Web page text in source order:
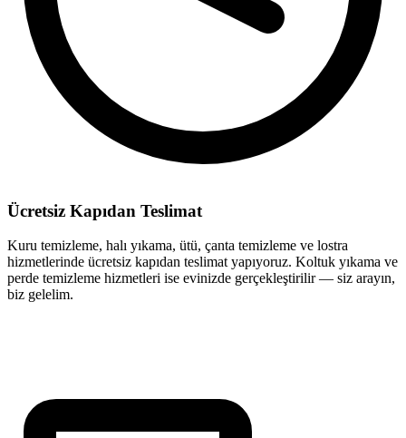
Ücretsiz Kapıdan Teslimat
Kuru temizleme, halı yıkama, ütü, çanta temizleme ve lostra
hizmetlerinde ücretsiz kapıdan teslimat yapıyoruz. Koltuk yıkama ve
perde temizleme hizmetleri ise evinizde gerçekleştirilir — siz arayın,
biz gelelim.